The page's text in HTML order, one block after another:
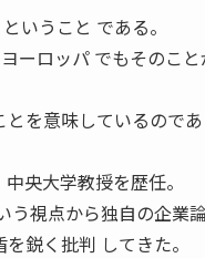
いうこと である。
ーロッパ でもそのこ
を意味しているのであ
央大学教授を歴任。
視点から独自の企業
鋭く批判 してきた。